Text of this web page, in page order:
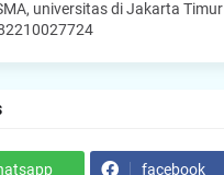
universitas di Jakarta Timur
facebook